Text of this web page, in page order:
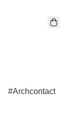
Archcontact